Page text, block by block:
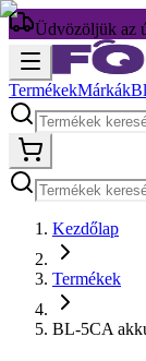
Üdvözöljük az
TermékekMárkák
Kezdőlap
Termékek
BL-5CA